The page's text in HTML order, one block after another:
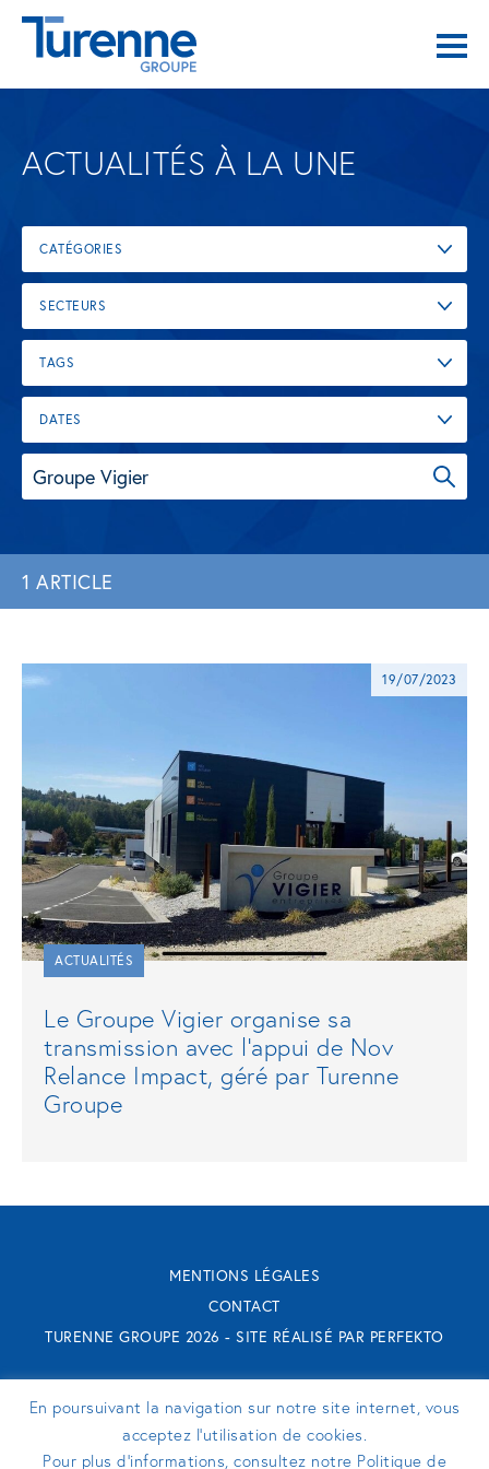
ACTUALITÉS À LA UNE
CATÉGORIES
SECTEURS
TAGS
DATES
1 ARTICLE
19/07/2023
ACTUALITÉS
Le Groupe Vigier organise sa
transmission avec l’appui de Nov
Relance Impact, géré par Turenne
Groupe
MENTIONS LÉGALES
CONTACT
TURENNE GROUPE 2026 - SITE RÉALISÉ PAR PERFEKTO
SUIVEZ-NOUS
En poursuivant la navigation sur notre site internet, vous
acceptez l’utilisation de cookies.
Pour plus d’informations, consultez notre Politique de